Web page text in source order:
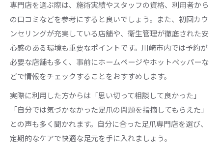
専門店を選ぶ際は、施術実績やスタッフの資格、利用者から
の口コミなどを参考にすると良いでしょう。また、初回カウ
ンセリングが充実している店舗や、衛生管理が徹底された安
心感のある環境も重要なポイントです。川崎市内では予約が
必要な店舗も多く、事前にホームページやホットペッパーな
どで情報をチェックすることをおすすめします。
実際に利用した方からは「思い切って相談して良かった」
「自分では気づかなかった足爪の問題を指摘してもらえた」
との声も多く聞かれます。自分に合った足爪専門店を選び、
定期的なケアで快適な足元を手に入れましょう。